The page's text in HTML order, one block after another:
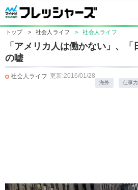
トップ > 社会人ライフ > 社会人ライフ
「アメリカ人は働かない」、「
の嘘
社会人ライフ 更新:2016/01/28
海外 仕事力